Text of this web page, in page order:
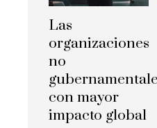
Las
organizaciones
no
con mayor
impacto global